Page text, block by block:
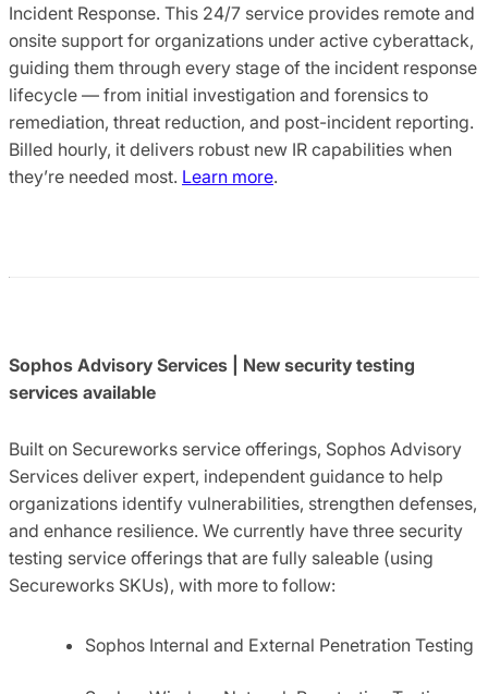
Incident Response. This 24/7 service provides remote and
onsite support for organizations under active cyberattack,
guiding them through every stage of the incident response
lifecycle — from initial investigation and forensics to
remediation, threat reduction, and post-incident reporting.
Billed hourly, it delivers robust new IR capabilities when
they’re needed most. Learn more.
Sophos Advisory Services | New security testing
services available
Built on Secureworks service offerings, Sophos Advisory
Services deliver expert, independent guidance to help
organizations identify vulnerabilities, strengthen defenses,
and enhance resilience. We currently have three security
testing service offerings that are fully saleable (using
Secureworks SKUs), with more to follow:
Sophos Internal and External Penetration Testing